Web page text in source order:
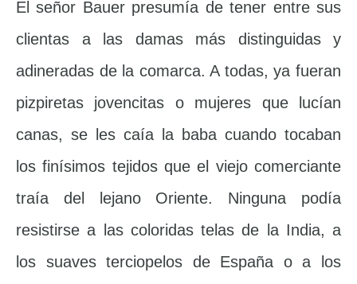
El señor Bauer presumía de tener entre sus
clientas a las damas más distinguidas y
adineradas de la comarca. A todas, ya fueran
pizpiretas jovencitas o mujeres que lucían
canas, se les caía la baba cuando tocaban
los finísimos tejidos que el viejo comerciante
traía del lejano Oriente. Ninguna podía
resistirse a las coloridas telas de la India, a
los suaves terciopelos de España o a los